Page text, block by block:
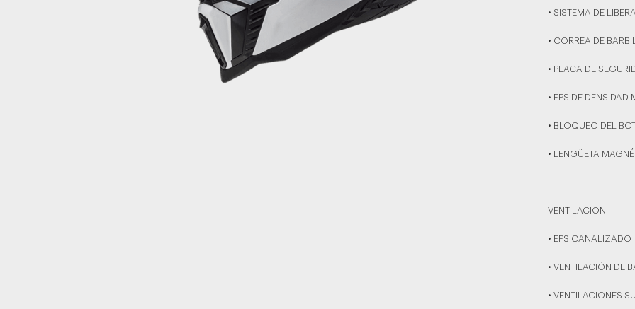
• SISTEMA DE
• CORREA DE
• PLACA DE
• EPS DE DENSIDAD
• BLOQUEO DEL
• LENGÜETA
VENTILACION
• EPS CANALIZADO
• VENTILACIÓN DE
• VENTILACIONES